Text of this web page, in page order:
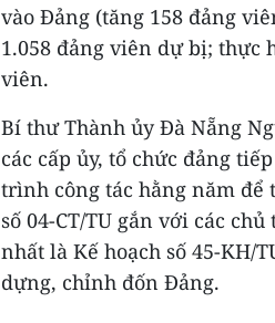
vào Đảng (tăng 158 đảng
1.058 đảng viên dự bị; thực
viên.
Bí thư Thành ủy Đà Nẵng
các cấp ủy, tổ chức đảng
trình công tác hằng năm
số 04-CT/TU gắn với các
nhất là Kế hoạch số 45-KH/
dựng, chỉnh đốn Đảng.